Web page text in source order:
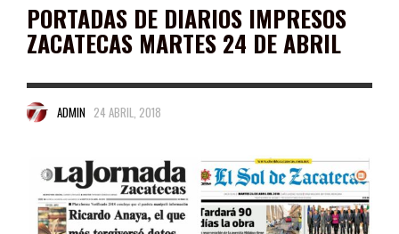
PORTADAS DE DIARIOS IMPRESOS
ZACATECAS MARTES 24 DE ABRIL
ADMIN 24 ABRIL, 2018